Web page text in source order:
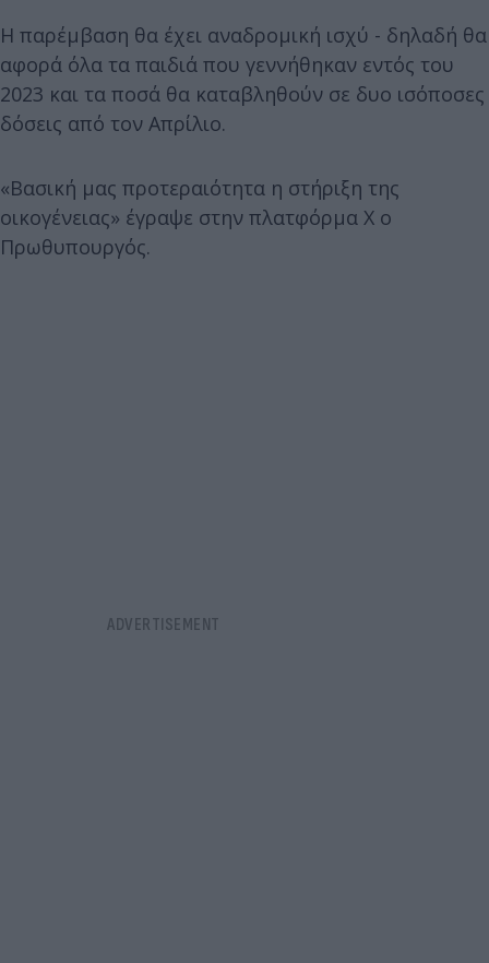
Η παρέμβαση θα έχει αναδρομική ισχύ - δηλαδή θα
αφορά όλα τα παιδιά που γεννήθηκαν εντός του
2023 και τα ποσά θα καταβληθούν σε δυο ισόποσες
δόσεις από τον Απρίλιο.
«Βασική μας προτεραιότητα η στήριξη της
οικογένειας» έγραψε στην πλατφόρμα Χ ο
Πρωθυπουργός.